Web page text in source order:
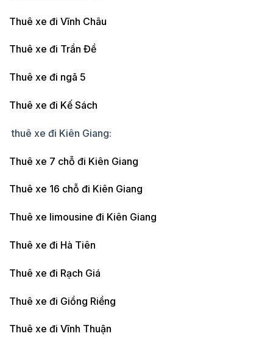
Thuê xe đi Vĩnh Châu
Thuê xe đi Trần Đề
Thuê xe đi ngã 5
Thuê xe đi Kế Sách
thuê xe đi Kiên Giang:
Thuê xe 7 chỗ đi Kiên Giang
Thuê xe 16 chỗ đi Kiên Giang
Thuê xe limousine đi Kiên Giang
Thuê xe đi Hà Tiên
Thuê xe đi Rạch Giá
Thuê xe đi Giồng Riềng
Thuê xe đi Vĩnh Thuận